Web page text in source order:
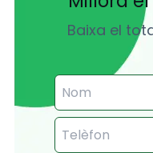
Baixa el